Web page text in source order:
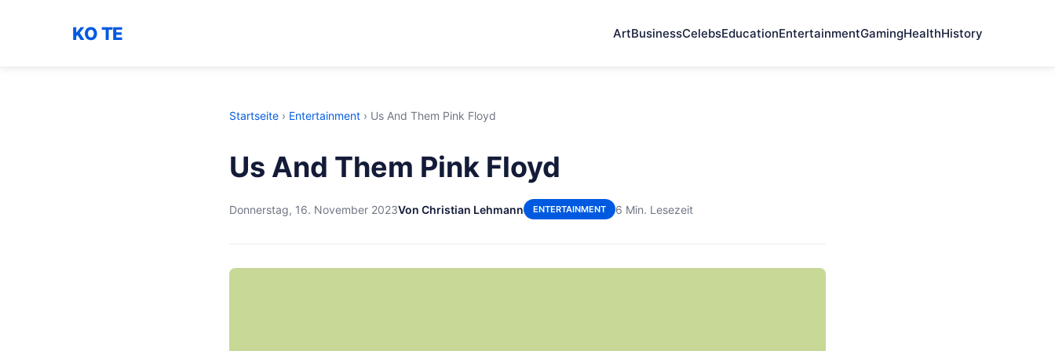
KO TE ArtBusinessCelebsEducationEntertainmentGamingHealthHistory
Startseite › Entertainment › Us And Them Pink Floyd
Us And Them Pink Floyd
Donnerstag, 16. November 2023Von Christian Lehmann ENTERTAINMENT 6 Min. Lesezeit